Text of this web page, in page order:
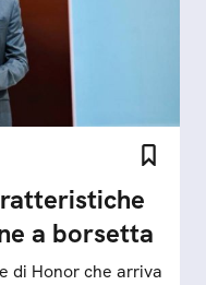
a borsetta
di Honor che arriva